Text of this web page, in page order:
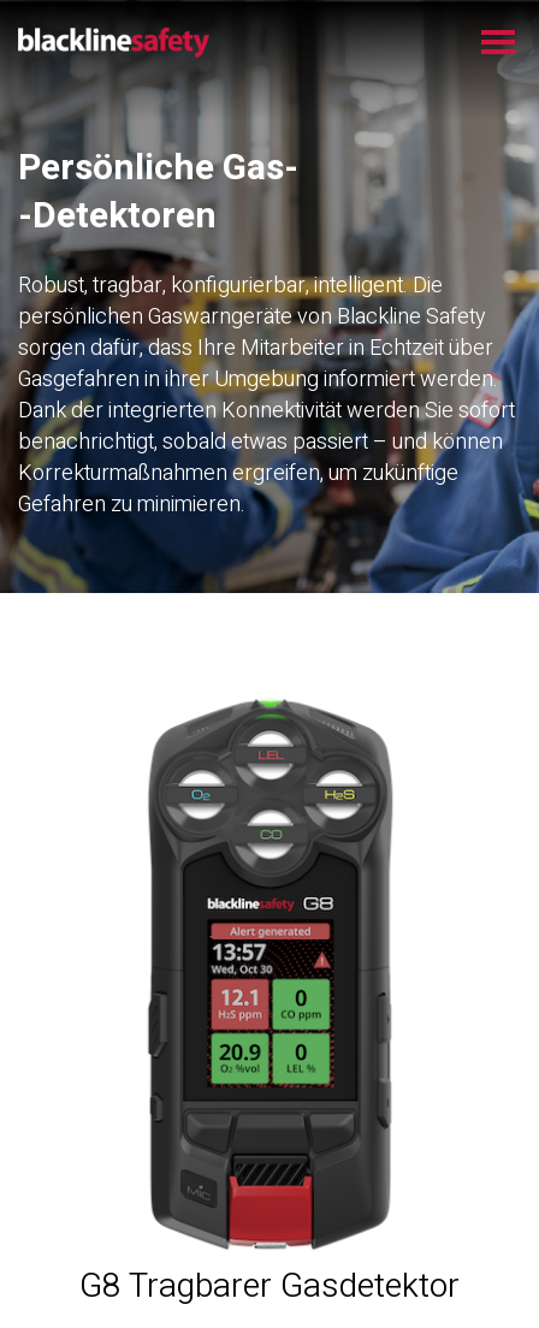
Persönliche Gas-
-Detektoren
Robust, tragbar, konfigurierbar, intelligent. Die
persönlichen Gaswarngeräte von Blackline Safety
sorgen dafür, dass Ihre Mitarbeiter in Echtzeit über
Gasgefahren in ihrer Umgebung informiert werden.
Dank der integrierten Konnektivität werden Sie sofort
benachrichtigt, sobald etwas passiert – und können
Korrekturmaßnahmen ergreifen, um zukünftige
Gefahren zu minimieren.
G8 Tragbarer Gasdetektor